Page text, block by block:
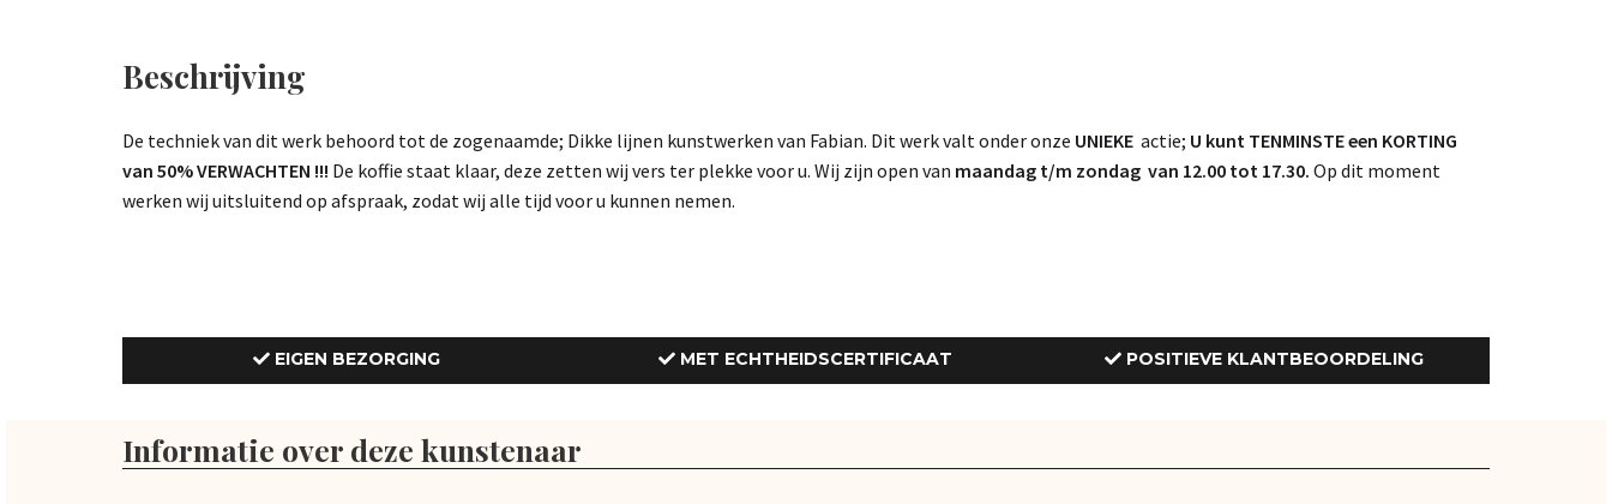
Beschrijving
De techniek van dit werk behoord tot de zogenaamde; Dikke lijnen kunstwerken van Fabian. Dit werk valt onder onze UNIEKEactie; U kunt TENMINSTE een KORTING
van 50% VERWACHTEN !!! De koffie staat klaar, deze zetten wij vers ter plekke voor u. Wij zijn open van maandag t/m zondag van 12.00 tot 17.30. Op dit moment
werken wij uitsluitend op afspraak, zodat wij alle tijd voor u kunnen nemen.
EIGEN BEZORGING MET ECHTHEIDSCERTIFICAAT POSITIEVE KLANTBEOORDELING
Informatie over deze kunstenaar